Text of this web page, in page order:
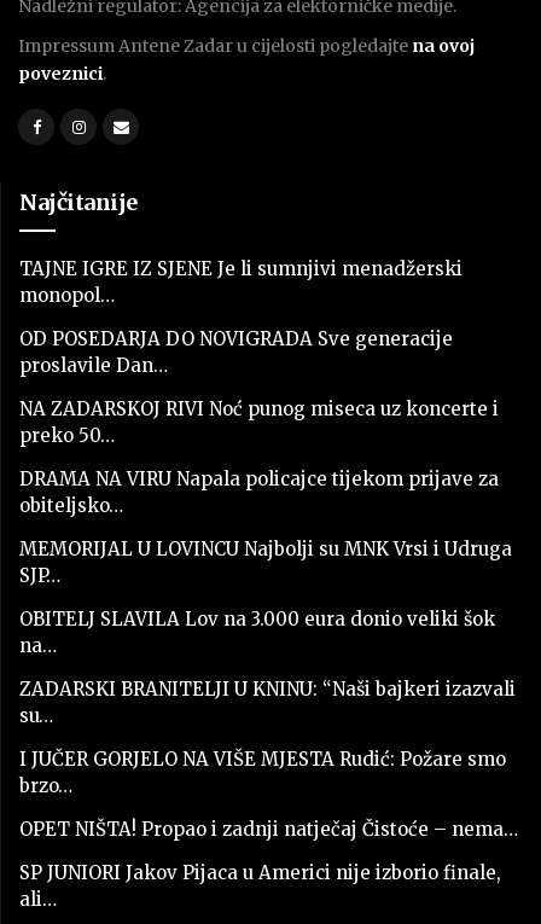
Nadležni regulator: Agencija za elektorničke medije.
Impressum Antene Zadar u cijelosti pogledajte na ovoj
poveznici.
Najčitanije
TAJNE IGRE IZ SJENE Je li sumnjivi menadžerski
monopol…
OD POSEDARJA DO NOVIGRADA Sve generacije
proslavile Dan…
NA ZADARSKOJ RIVI Noć punog miseca uz koncerte i
preko 50…
DRAMA NA VIRU Napala policajce tijekom prijave za
obiteljsko…
MEMORIJAL U LOVINCU Najbolji su MNK Vrsi i Udruga
SJP…
OBITELJ SLAVILA Lov na 3.000 eura donio veliki šok
na…
ZADARSKI BRANITELJI U KNINU: “Naši bajkeri izazvali
su…
I JUČER GORJELO NA VIŠE MJESTA Rudić: Požare smo
brzo…
OPET NIŠTA! Propao i zadnji natječaj Čistoće – nema…
SP JUNIORI Jakov Pijaca u Americi nije izborio finale,
ali…